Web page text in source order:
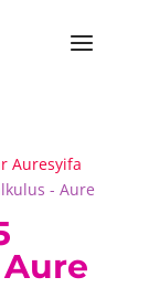
Auresyifa
- Aure